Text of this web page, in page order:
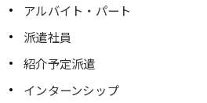
アルバイト・パート
派遣社員
紹介予定派遣
インターンシップ